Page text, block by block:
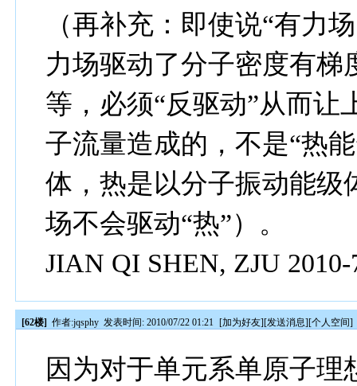
（再补充：即使说“有力
力场驱动了分子密度有
等，必须“反驱动”从而让
子流量造成的，不是“热
体，热是以分子振动能级
场不会驱动“热”）。
JIAN QI SHEN, ZJU 2010-
[62楼] 作者:jqsphy 发表时间: 2010/07/22 01:21 [加为好友][发送消息][个人空间]
因为对于单元系单原子